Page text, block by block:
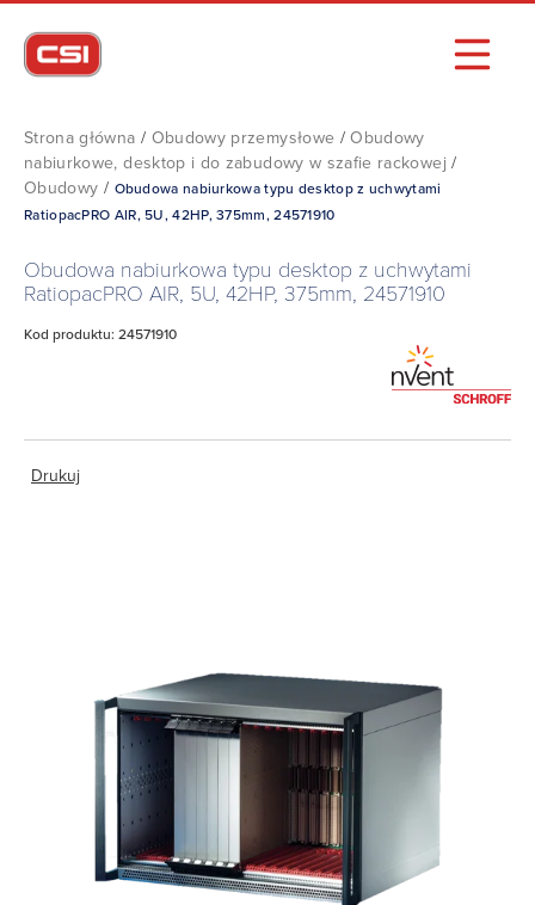
Strona główna / Obudowy przemysłowe /Obudowy
nabiurkowe, desktop i do zabudowy w szafie rackowej /
Obudowy / Obudowa nabiurkowa typu desktop z uchwytami
RatiopacPRO AIR, 5U, 42HP, 375mm, 24571910
Obudowa nabiurkowa typu desktop z uchwytami
RatiopacPRO AIR, 5U, 42HP, 375mm, 24571910
Kod produktu: 24571910
Drukuj